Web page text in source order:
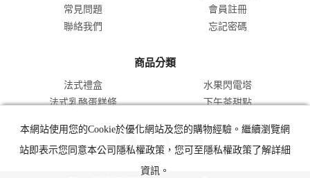
常見問題
聯絡我們
會員註冊
忘記密碼
商品分類
法式禮盒
水果閃電塔
法式乳酪蛋糕條
下午茶甜點
本網站使用您的Cookie於優化網站及您的購物經驗。繼續瀏覽網
站即表示您同意本公司隱私權政策，您可至隱私權政策了解詳細
資訊。